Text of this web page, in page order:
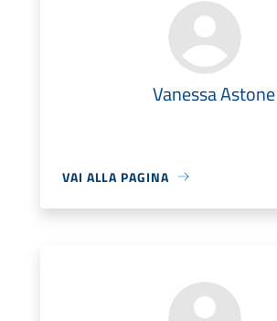
Vanessa Astone
VAI ALLA PAGINA